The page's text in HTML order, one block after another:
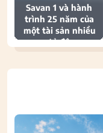
Savan 1 và hành
trình 25 năm của
một tài sản nhiều
tỷ đô